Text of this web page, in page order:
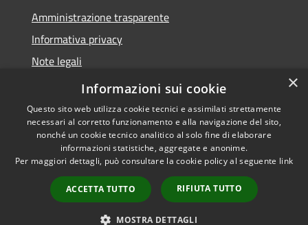
Amministrazione trasparente
Informativa privacy
Note legali
Dichiarazione di accessibilità
Accessibilità
Copyright © 2026 • Comune di
Molinella • Powered by
Municipium•
Accesso
redazione
×
Informazioni sui cookie
Questo sito web utilizza cookie tecnici e assimilati strettamente
necessari al corretto funzionamento e alla navigazione del sito,
nonché un cookie tecnico analitico al solo fine di elaborare
informazioni statistiche, aggregate e anonime.
Per maggiori dettagli, può consultare la cookie policy al seguente link
ACCETTA TUTTO RIFIUTA TUTTO
MOSTRA DETTAGLI